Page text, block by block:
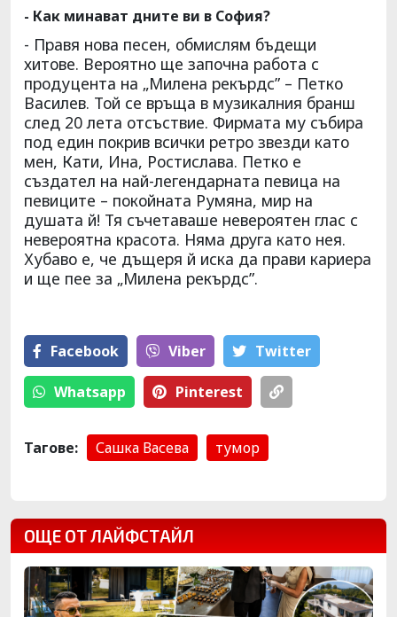
- Как минават дните ви в София?
- Правя нова песен, обмислям бъдещи
хитове. Вероятно ще започна работа с
продуцента на „Милена рекърдс” – Петко
Василев. Той се връща в музикалния бранш
след 20 лета отсъствие. Фирмата му събира
под един покрив всички ретро звезди като
мен, Кати, Ина, Ростислава. Петко е
създател на най-легендарната певица на
певиците – покойната Румяна, мир на
душата й! Тя съчетаваше невероятен глас с
невероятна красота. Няма друга като нея.
Хубаво е, че дъщеря й иска да прави кариера
и ще пее за „Милена рекърдс”.
Facebook Viber Тwitter
Whatsapp Pinterest
Тагове: Сашка Васева тумор
ОЩЕ ОТ ЛАЙФСТАЙЛ